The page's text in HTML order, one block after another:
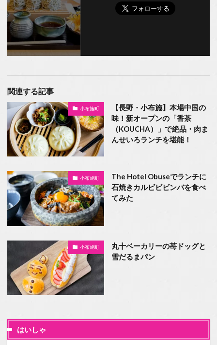
関連する記事
小布施町
【長野・小布施】本場中国の
味！新オープンの「香茶
（KOUCHA）」で絶品・肉ま
んせいろランチを堪能！
小布施町
The Hotel Obuseでランチに
石焼きカルビビビンバを食べ
てみた
小布施町
丸十ベーカリーの苺ドッグと
雪だるまパン
はいしゃ